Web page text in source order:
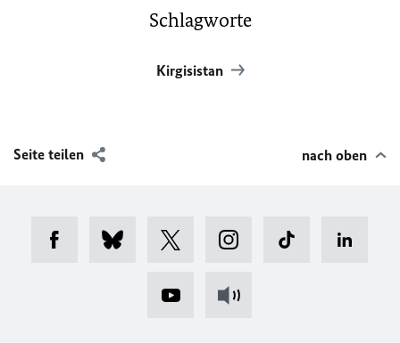
Schlagworte
Kirgisistan
Seite teilen nach oben